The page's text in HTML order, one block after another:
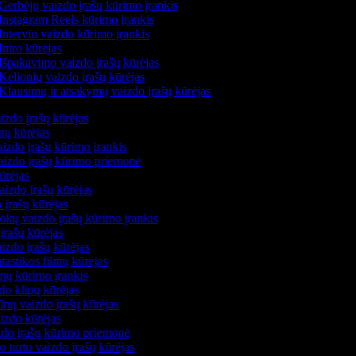
vaizdo įrašų kūrimo įrankis
Reels kūrimo įrankis
vaizdo kūrimo įrankis
kūrėjas
vaizdo įrašų kūrėjas
vaizdo įrašų kūrėjas
ir atsakymų vaizdo įrašų kūrėjas
įrašų kūrėjas
kūrėjas
įrašų kūrimo įrankis
įrašų kūrimo priemonė
įrašų kūrėjas
įrašų kūrėjas
vaizdo įrašų kūrimo įrankis
kūrėjas
įrašų kūrėjas
filmų kūrėjas
kūrimo įrankis
klipų kūrėjas
vaizdo įrašų kūrėjas
kūrėjas
įrašų kūrimo priemonė
turto vaizdo įrašų kūrėjas